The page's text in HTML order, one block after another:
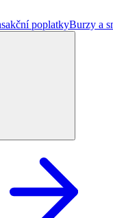
poplatkyBurzy a